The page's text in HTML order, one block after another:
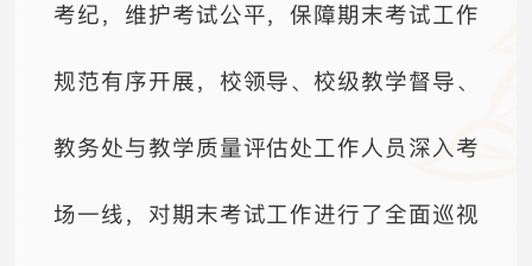
考纪，维护考试公平，保障期末考试工作
规范有序开展，校领导、校级教学督导、
教务处与教学质量评估处工作人员深入考
场一线，对期末考试工作进行了全面巡视